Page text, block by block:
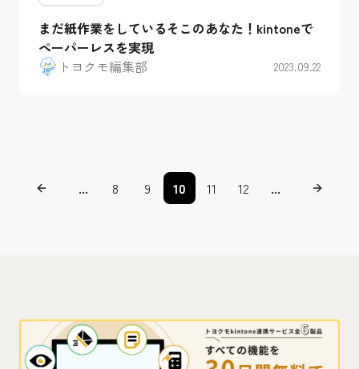
まだ紙作業をしているそこのあなた！kintoneで
ペーパーレスを実現
トヨクモ編集部
2023.09.22
... 8 9 10 11 12 ...